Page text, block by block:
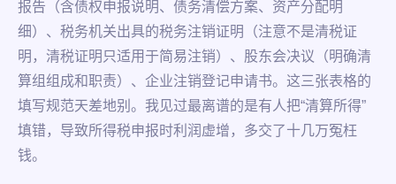
报告（含债权申报说明、债务清偿方案、资产分配明
细）、税务机关出具的税务注销证明（注意不是清税证
明，清税证明只适用于简易注销）、股东会决议（明确清
算组组成和职责）、企业注销登记申请书。这三张表格的
填写规范天差地别。我见过最离谱的是有人把“清算所得”
填错，导致所得税申报时利润虚增，多交了十几万冤枉
钱。